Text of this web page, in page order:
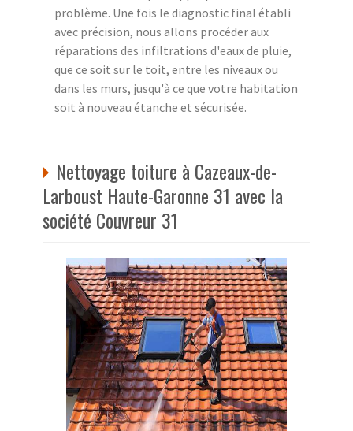
problème. Une fois le diagnostic final établi
avec précision, nous allons procéder aux
réparations des infiltrations d'eaux de pluie,
que ce soit sur le toit, entre les niveaux ou
dans les murs, jusqu'à ce que votre habitation
soit à nouveau étanche et sécurisée.
Nettoyage toiture à Cazeaux-de-
Larboust Haute-Garonne 31 avec la
société Couvreur 31